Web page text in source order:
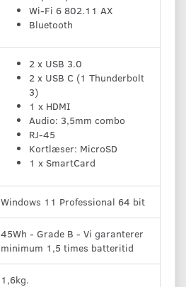
Wi-Fi 6 802.11 AX
Bluetooth
2 x USB 3.0
2 x USB C (1 Thunderbolt
3)
1 x HDMI
Audio: 3,5mm combo
RJ-45
Kortlæser: MicroSD
1 x SmartCard
Windows 11 Professional 64 bit
45Wh - Grade B - Vi garanterer
minimum 1,5 times batteritid
1,6kg.